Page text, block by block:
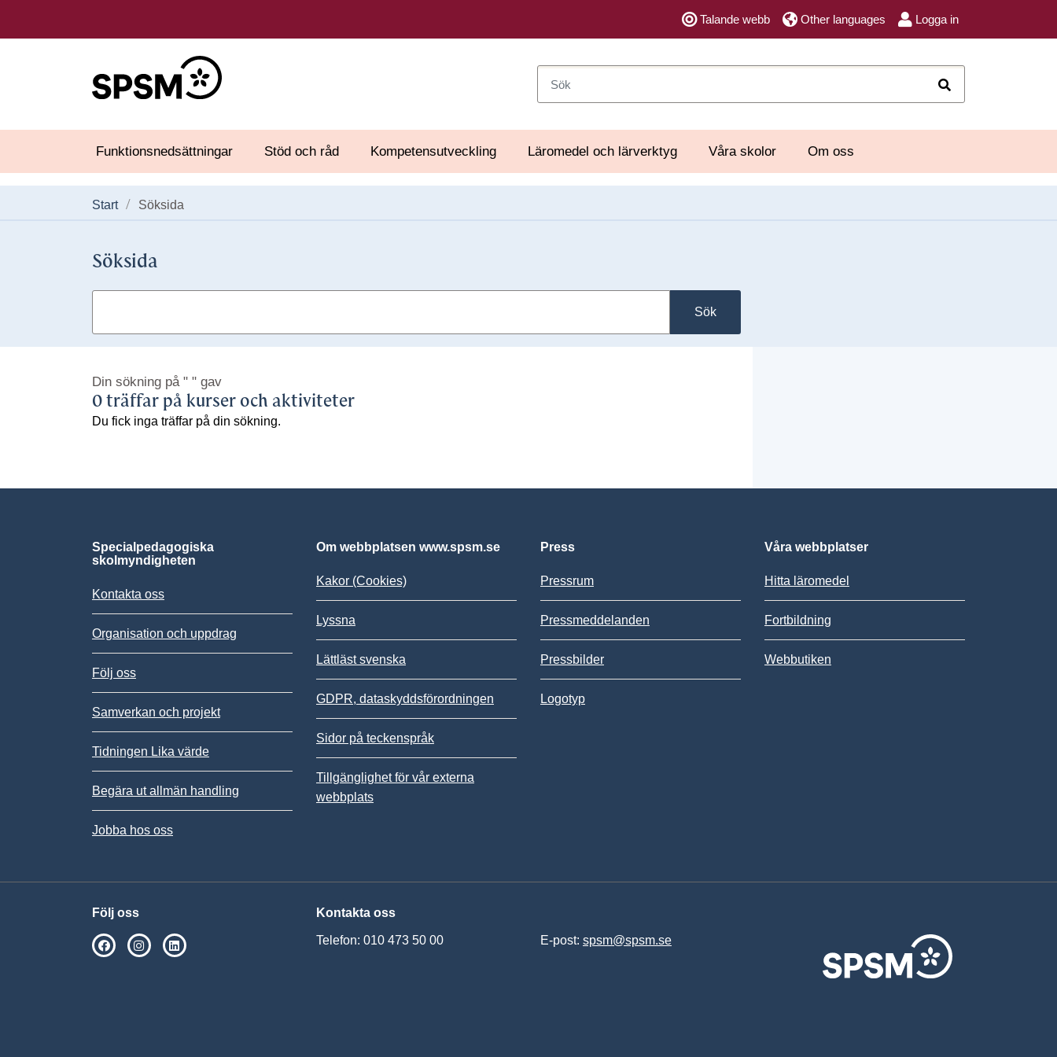
Talande webb Other languages Logga in
Funktionsnedsättningar Stöd och råd Kompetensutveckling Läromedel och lärverktyg Våra skolor Om oss
Start Söksida
Söksida
Sök
Din sökning på " " gav
0 träffar på kurser och aktiviteter
Du fick inga träffar på din sökning.
Specialpedagogiska
skolmyndigheten
Kontakta oss
Organisation och uppdrag
Följ oss
Samverkan och projekt
Tidningen Lika värde
Begära ut allmän handling
Jobba hos oss
Om webbplatsen www.spsm.se
Kakor (Cookies)
Lyssna
Lättläst svenska
GDPR, dataskyddsförordningen
Sidor på teckenspråk
Tillgänglighet för vår externa
webbplats
Press
Pressrum
Pressmeddelanden
Pressbilder
Logotyp
Våra webbplatser
Hitta läromedel
Fortbildning
Webbutiken
Följ oss
SPSM på Facebook
SPSM på Instagram
Kontakta oss
Telefon: 010 473 50 00 E-post: spsm@spsm.se